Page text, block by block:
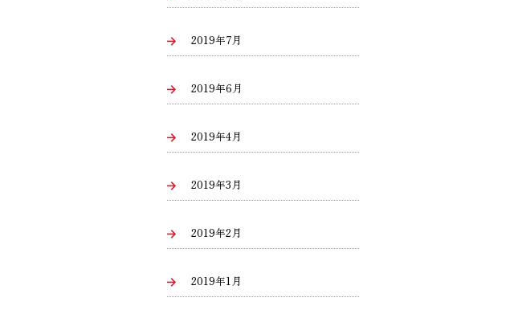
2019年7月
2019年6月
2019年4月
2019年3月
2019年2月
2019年1月